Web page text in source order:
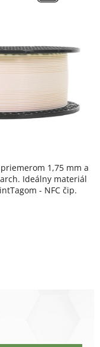
1,75 mm a
Ideálny materiál
- NFC čip.